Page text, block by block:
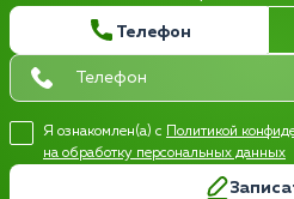
Телефон
Я ознакомлен(а) с Политикой
на обработку персональных данных